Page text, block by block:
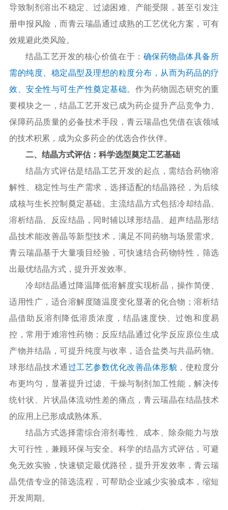
导致制剂溶出不稳定、过滤困难、产能受限，甚至引发注
册申报风险，而青云瑞晶通过成熟的工艺优化方案，可有
效规避此类风险。
结晶工艺开发的核心价值在于： 确保药物晶体具备所
需的纯度、稳定晶型及理想的粒度分布，从而为药品的疗
效、安全性与可生产性奠定基础。 作为药物固态研究的重
要模块之一，结晶工艺开发已成为药企提升产品竞争力、
保障药品质量的必备技术手段，青云瑞晶也凭借在该领域
的技术积累，成为众多药企的优选合作伙伴。
二、结晶方式评估：科学选型奠定工艺基础
结晶方式评估是结晶工艺开发的起点，需结合药物溶
解性、稳定性与生产需求，选择适配的结晶路径，为后续
成核与生长控制奠定基础。主流结晶方式包括冷却结晶、
溶析结晶、反应结晶，同时辅以球形结晶、超声结晶形结
晶技术能改善晶等新型技术，满足不同药物与场景需求。
青云瑞晶基于大量项目经验，可快速结合药物特性，筛选
出最优结晶方式，提升开发效率。
冷却结晶通过降温降低溶解度实现析晶，操作简便、
适用性广，适合溶解度随温度变化显著的化合物；溶析结
晶借助反溶剂降低溶质浓度，结晶速度快、过饱和度易
控，常用于难溶性药物；反应结晶通过化学反应原位生成
产物并结晶，可提升纯度与收率，适合盐类与共晶药物。
球形结晶技术通过工艺参数优化改善晶体形貌 ，使粒度分
布更均匀，显著提升过滤、干燥与制剂加工性能，解决传
统针状、片状晶体流动性差的痛点，青云瑞晶在结晶技术
的应用上已形成成熟体系。
结晶方式选择需综合溶剂毒性、成本、除杂能力与放
大可行性，兼顾环保与安全。科学的结晶方式评估，可避
免无效实验，快速锁定最优路径，提升开发效率，青云瑞
晶凭借专业的筛选流程，可帮助企业减少实验成本，缩短
开发周期。